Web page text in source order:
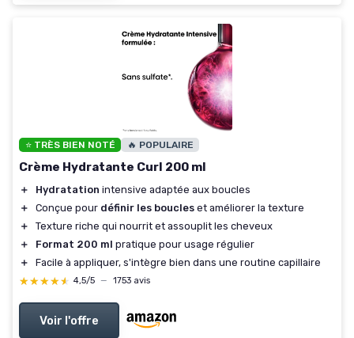
⭐ TRÈS BIEN NOTÉ 🔥 POPULAIRE
Crème Hydratante Curl 200 ml
＋ Hydratation intensive adaptée aux boucles
＋
Conçue pour définir les boucles et améliorer la texture
＋
Texture riche qui nourrit et assouplit les cheveux
＋
Format 200 ml pratique pour usage régulier
＋
Facile à appliquer, s'intègre bien dans une routine capillaire
★★★★★
★★★★★ 4,5/5 — 1753 avis
Voir l'offre